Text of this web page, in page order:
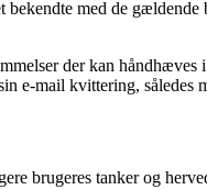
med de gældende
der kan
e-mail kvittering, således
brugeres tanker og